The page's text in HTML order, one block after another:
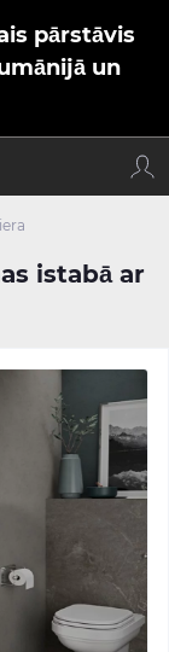
pārstāvis
un
istabā ar